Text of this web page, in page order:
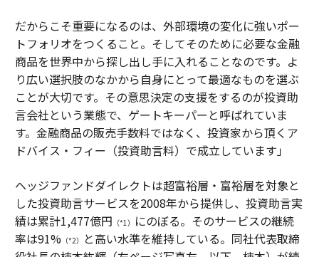
だからこそ重要になるのは、外部環境の変化に強いポー
トフォリオをつくること。そしてそのために必要な金融
商品を世界中から探し出し手に入れることなのです。よ
り広い選択肢のなかから自身にとって最適なものを選ぶ
ことが大切です。その意思決定の支援をするのが投資助
言会社という業態で、ゲートキーパーと呼ばれていま
す。金融商品の販売手数料ではなく、投資家から頂くア
ドバイス・フィー（投資助言料）で成立しています」
ヘッジファンドダイレクトは超富裕層・富裕層を対象と
した投資助言サービスを2008年から提供し、投資助言実
績は累計1,477億円 （*1） にのぼる。そのサービスの継続
率は91% （*2）
と高い水準を維持している。同社代表取締